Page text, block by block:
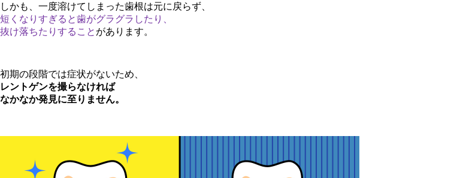
しかも、一度溶けてしまった歯根は元に戻らず、
短くなりすぎると歯がグラグラしたり、
抜け落ちたりすること があります。
初期の段階では症状がないため、
レントゲンを撮らなければ
なかなか発見に至りません。